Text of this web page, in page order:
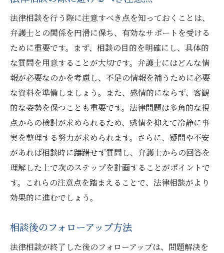
法律相談を行う際に注意すべき点を知っておくことは、
弁護士との関係を円滑に保ち、有効なサポートを受ける
ために重要です。まず、相談の目的を明確にし、具体的
な質問を用意することが大切です。弁護士にはどんな情
報が必要なのかを考慮し、不足の情報を補うために必要
な資料を準備しましょう。また、感情的にならず、客観
的な姿勢を保つことも重要です。法律問題は多角的な視
点からの検討が求められるため、感情を抑えて冷静に事
実を整理する努力が求められます。さらに、疑問や不安
があれば相談時に躊躇せず質問し、弁護士からの回答を
理解した上で次のステップを計画することがポイントで
す。これらの注意点を踏まえることで、法律相談がより
効果的に進むでしょう。
相談後のフォローアップ方法
法律相談が終了した後のフォローアップは、問題解決を